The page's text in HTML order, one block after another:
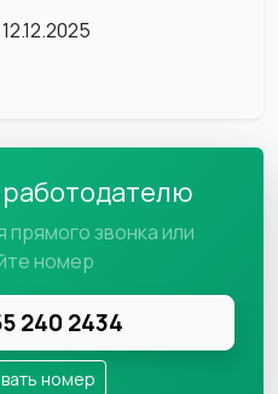
12.12.2025
прямого звонка или
номер
240 2434
номер